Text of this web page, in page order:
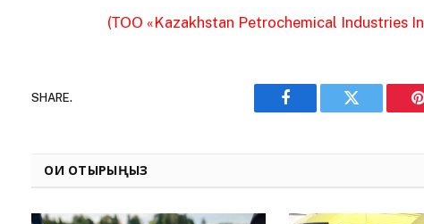
(ТОО «Kazakhstan Petrochemical Industries
SHARE.
Facebook Twitter
ОҚИ ОТЫРЫҢЫЗ